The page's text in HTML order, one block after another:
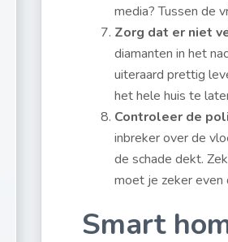
media? Tussen de
Zorg dat er niet
diamanten in het
uiteraard prettig
het hele huis te
Controleer de
inbreker over de
de schade dekt.
moet je zeker even
Smart